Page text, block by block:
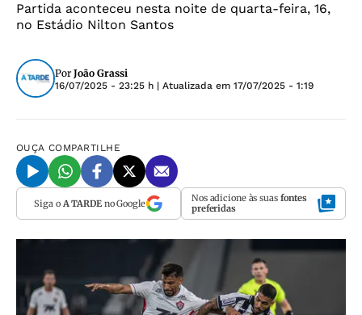
Partida aconteceu nesta noite de quarta-feira, 16,
no Estádio Nilton Santos
Por João Grassi
16/07/2025 - 23:25 h | Atualizada em 17/07/2025 - 1:19
OUÇA COMPARTILHE
Siga o A TARDEno Google Nos adicione às suas fontes
preferidas